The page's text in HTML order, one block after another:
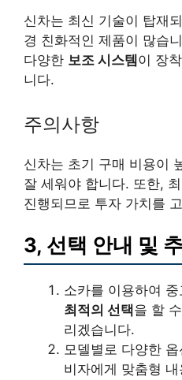
신차는 최신 기술이 탑재
경 친화적인 제품이 많습
다양한 보조 시스템 이 장
니다.
주의사항
신차는 초기 구매 비용이
잘 세워야 합니다. 또한,
진행되므로 투자 가치를
3, 선택 안내 및
소카를 이용하여
최적의 선택을 할
리겠습니다.
모델별로 다양한 옵
비자에게 맞춤형